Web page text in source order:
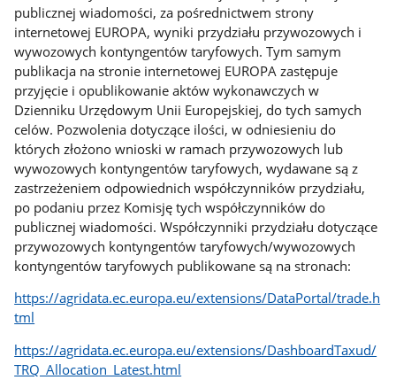
publicznej wiadomości, za pośrednictwem strony
internetowej EUROPA, wyniki przydziału przywozowych i
wywozowych kontyngentów taryfowych. Tym samym
publikacja na stronie internetowej EUROPA zastępuje
przyjęcie i opublikowanie aktów wykonawczych w
Dzienniku Urzędowym Unii Europejskiej, do tych samych
celów. Pozwolenia dotyczące ilości, w odniesieniu do
których złożono wnioski w ramach przywozowych lub
wywozowych kontyngentów taryfowych, wydawane są z
zastrzeżeniem odpowiednich współczynników przydziału,
po podaniu przez Komisję tych współczynników do
publicznej wiadomości. Współczynniki przydziału dotyczące
przywozowych kontyngentów taryfowych/wywozowych
kontyngentów taryfowych publikowane są na stronach:
https://agridata.ec.europa.eu/extensions/DataPortal/trade.h
tml
https://agridata.ec.europa.eu/extensions/DashboardTaxud/
TRQ_Allocation_Latest.html